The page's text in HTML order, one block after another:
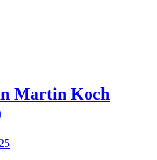
Martin Koch